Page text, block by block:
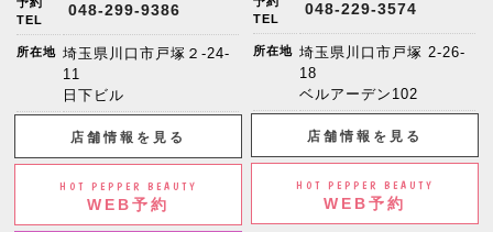
予約
TEL
048-299-9386
所在地 埼玉県川口市戸塚２-24-
11
日下ビル
店舗情報を見る
HOT PEPPER BEAUTY
WEB予約
TEL
048-229-3574
所在地 埼玉県川口市戸塚 2-26-
18
ベルアーデン102
店舗情報を見る
HOT PEPPER BEAUTY
WEB予約